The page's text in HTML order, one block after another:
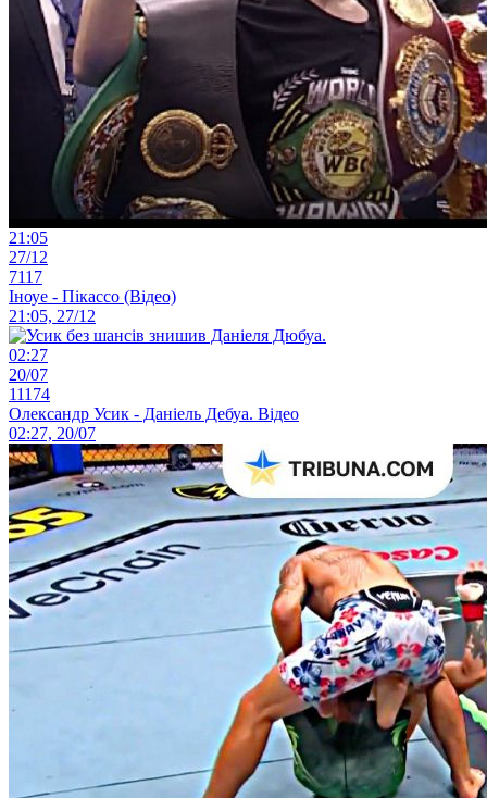
21:05
27/12
7117
Іноуе - Пікассо (Відео)
21:05, 27/12
02:27
20/07
11174
Олександр Усик - Даніель Дебуа. Відео
02:27, 20/07